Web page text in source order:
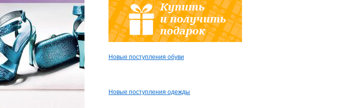
Новые поступления обуви
Новые поступления одежды